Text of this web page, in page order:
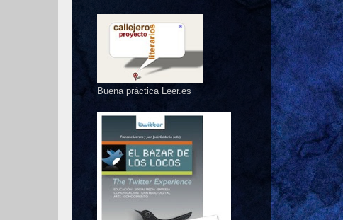
Buena práctica Leer.es